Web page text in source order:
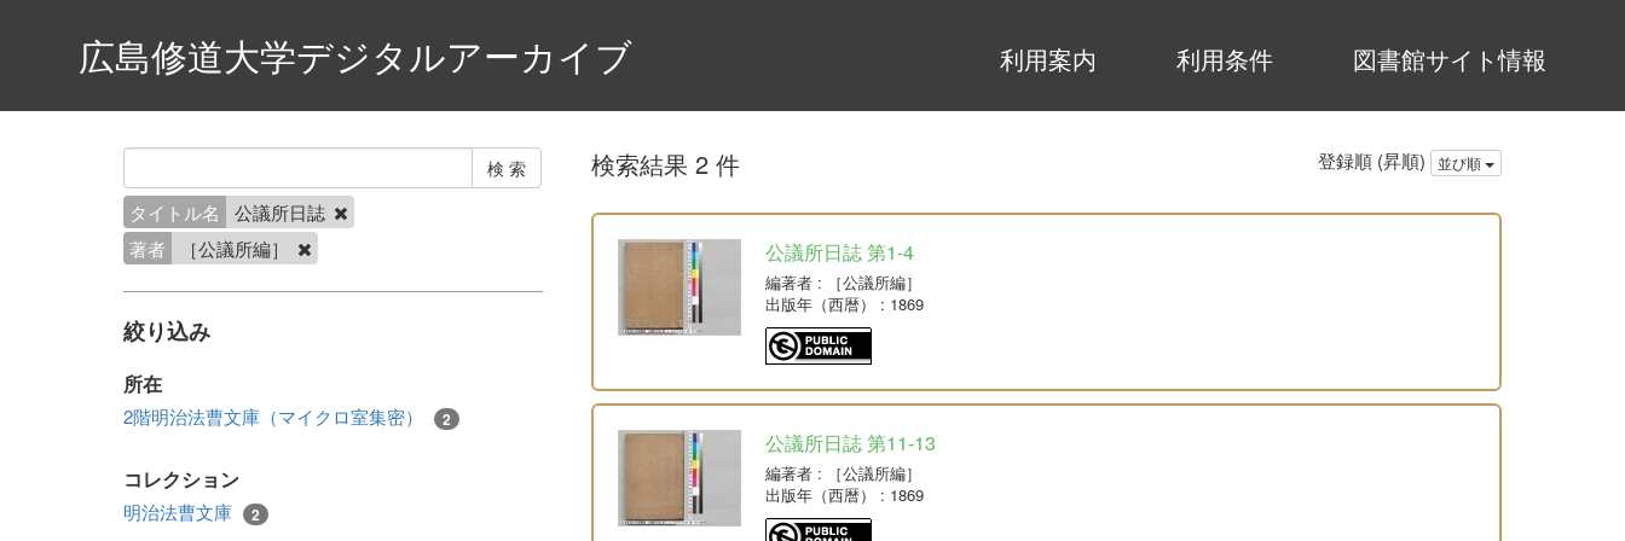
利用案内 利用条件 図書館サイト情報
広島修道大学デジタルアーカイブ
タイトル名
公議所日誌
著者
［公議所編］
絞り込み
所在
2階明治法曹文庫（マイクロ室集密） 2
コレクション
明治法曹文庫 2
検索結果 2 件 登録順 (昇順) 並び順
公議所日誌 第1-4
編著者: ［公議所編］
出版年（西暦）
: 1869
公議所日誌 第11-13
編著者: ［公議所編］
出版年（西暦）
: 1869